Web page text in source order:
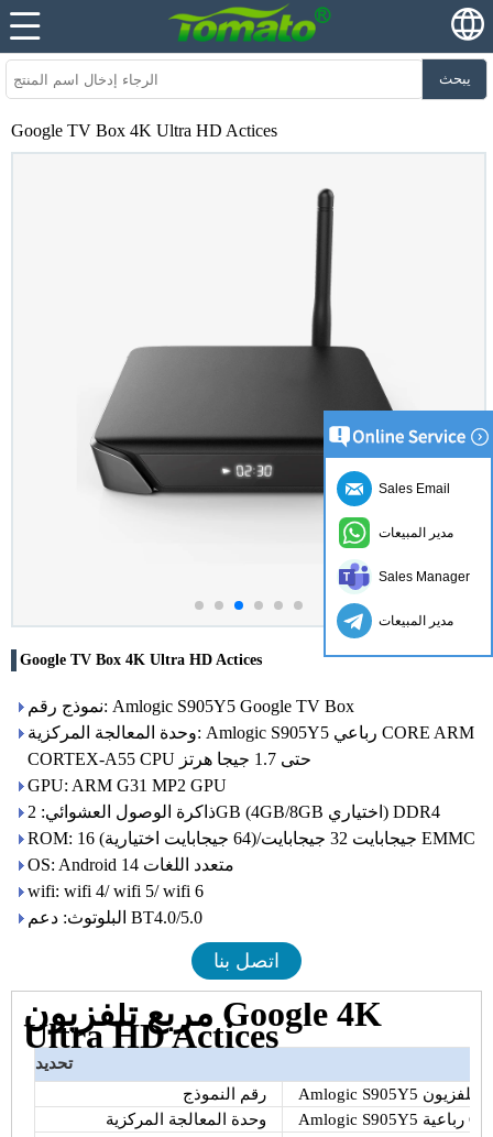
يبحث
Google TV Box 4K Ultra HD Actices
Google TV Box 4K Ultra HD Actices
نموذج رقم: Amlogic S905Y5 Google TV Box
وحدة المعالجة المركزية: Amlogic S905Y5 رباعي CORE ARM
CORTEX-A55 CPU حتى 1.7 جيجا هرتز
GPU: ARM G31 MP2 GPU
ذاكرة الوصول العشوائي: 2GB (4GB/8GB اختياري) DDR4
ROM: 16 جيجابايت 32 جيجابايت/(64 جيجابايت اختيارية) EMMC
OS: Android 14 متعدد اللغات
wifi: wifi 4/ wifi 5/ wifi 6
البلوتوث: دعم BT4.0/5.0
اتصل بنا
مربع تلفزيون Google 4K
Ultra HD Actices
تحديد
رقم النموذج
وحدة المعالجة المركزية
Sales Email
مدير المبيعات
Sales Manager
مدير المبيعات